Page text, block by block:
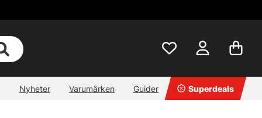
Nyheter Varumärken Guider Superdeals